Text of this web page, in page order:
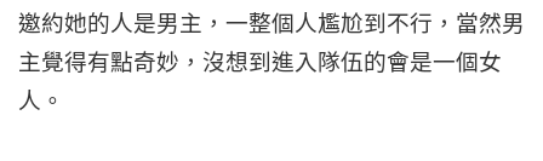
邀約她的人是男主，一整個人尷尬到不行，當然男
主覺得有點奇妙，沒想到進入隊伍的會是一個女
人。